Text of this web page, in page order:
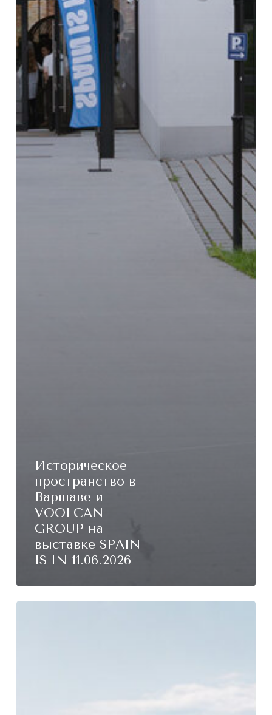
Историческое
пространство в
Варшаве и
VOOLCAN
GROUP на
выставке SPAIN
IS IN 11.06.2026